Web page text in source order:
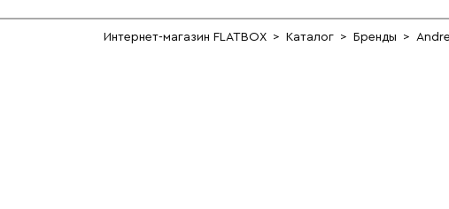
Интернет-магазин FLATBOX > Каталог > Бренды >